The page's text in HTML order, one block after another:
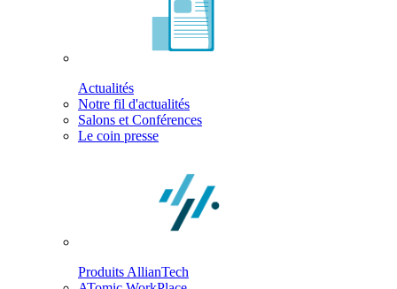
Actualités
Notre fil d'actualités
Salons et Conférences
Le coin presse
Produits AllianTech